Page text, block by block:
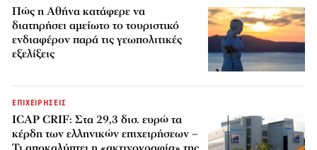
Πώς η Αθήνα κατάφερε να
διατηρήσει αμείωτο το τουριστικό
ενδιαφέρον παρά τις γεωπολιτικές
εξελίξεις
ΕΠΙΧΕΙΡΗΣΕΙΣ
ICAP CRIF: Στα 29,3 δισ. ευρώ τα
κέρδη των ελληνικών επιχειρήσεων –